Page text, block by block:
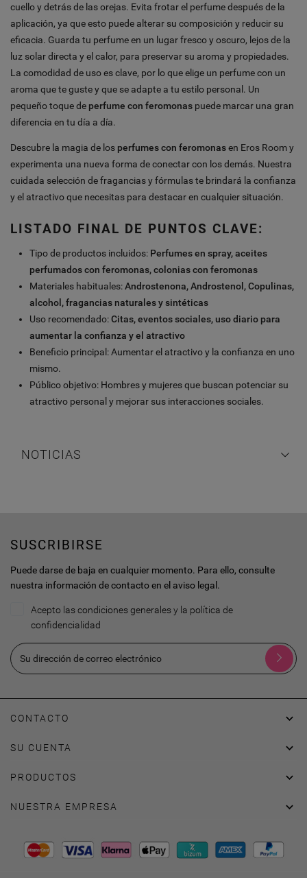
NOTICIAS
cuello y detrás de las orejas. Evita frotar el perfume después de la
aplicación, ya que esto puede alterar su composición y reducir su
eficacia. Guarda tu perfume en un lugar fresco y oscuro, lejos de la
luz solar directa y el calor, para preservar su aroma y propiedades.
La comodidad de uso es clave, por lo que elige un perfume con un
aroma que te guste y que se adapte a tu estilo personal. Un
pequeño toque de perfume con feromonas puede marcar una gran
diferencia en tu día a día.
Descubre la magia de los perfumes con feromonasen Eros Room y
experimenta una nueva forma de conectar con los demás. Nuestra
cuidada selección de fragancias y fórmulas te brindará la confianza
y el atractivo que necesitas para destacar en cualquier situación.
LISTADO FINAL DE PUNTOS CLAVE:
Tipo de productos incluidos: Perfumes en spray, aceites
perfumados con feromonas, colonias con feromonas
Materiales habituales:Androstenona, Androstenol, Copulinas,
alcohol, fragancias naturales y sintéticas
Uso recomendado:Citas, eventos sociales, uso diario para
aumentar la confianza y el atractivo
Beneficio principal: Aumentar el atractivo y la confianza en uno
mismo.
Público objetivo: Hombres y mujeres que buscan potenciar su
atractivo personal y mejorar sus interacciones sociales.
SUSCRIBIRSE
Puede darse de baja en cualquier momento. Para ello, consulte
nuestra información de contacto en el aviso legal.
Acepto las condiciones generales y la política de
confidencialidad
CONTACTO 
SU CUENTA 
PRODUCTOS 
NUESTRA EMPRESA 